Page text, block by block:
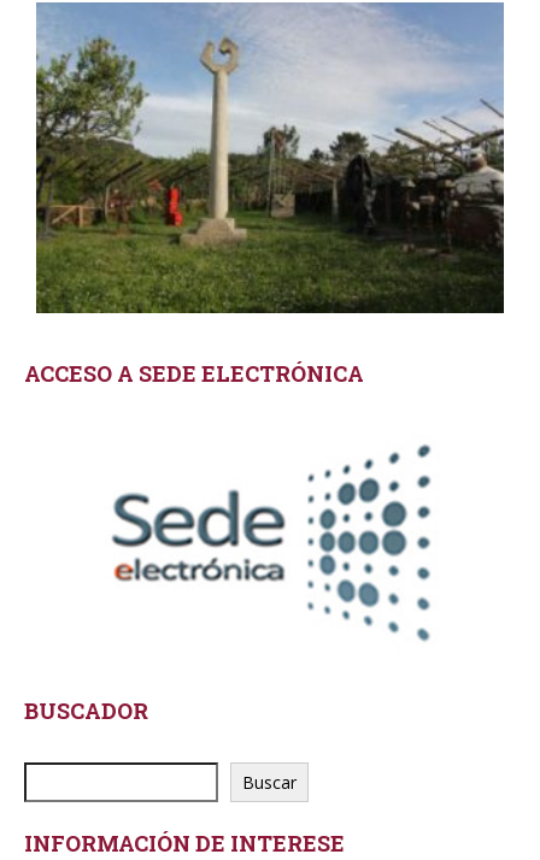
ACCESO A SEDE ELECTRÓNICA
BUSCADOR
Buscar
INFORMACIÓN DE INTERESE